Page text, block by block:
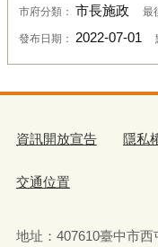
市府分類： 市長施政 最
發布日期： 2022-07-01
資訊開放宣告 隱私
交通位置
地址：407610臺中市